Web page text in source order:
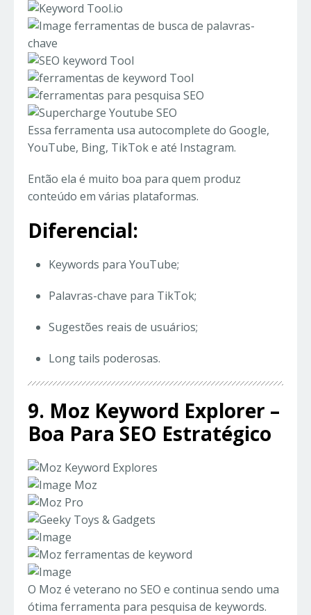
Essa ferramenta usa autocomplete do Google,
YouTube, Bing, TikTok e até Instagram.
Então ela é muito boa para quem produz
conteúdo em várias plataformas.
Diferencial:
Keywords para YouTube;
Palavras-chave para TikTok;
Sugestões reais de usuários;
Long tails poderosas.
9. Moz Keyword Explorer –
Boa Para SEO Estratégico
O Moz é veterano no SEO e continua sendo uma
ótima ferramenta para pesquisa de keywords.